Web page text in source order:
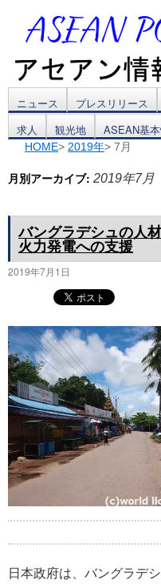
コ
ン
へ
ッ
プ
ニュース プレスリリース
求人
観光地 ASEAN基
HOME> 2019年> 7月
月別アーカイブ: 2019年7月
バングラデシュの人
火力発電への支援
2019年7月1日
日本政府は、バングラデ